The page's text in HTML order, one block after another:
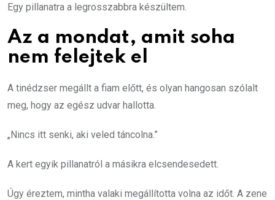
Egy pillanatra a legrosszabbra készültem.
Az a mondat, amit soha
nem felejtek el
A tinédzser megállt a fiam előtt, és olyan hangosan szólalt
meg, hogy az egész udvar hallotta.
„Nincs itt senki, aki veled táncolna.”
A kert egyik pillanatról a másikra elcsendesedett.
Úgy éreztem, mintha valaki megállította volna az időt. A zene